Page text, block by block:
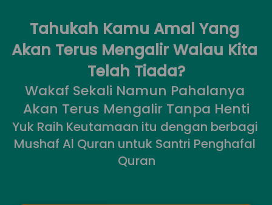
Tahukah Kamu Amal Yang
Akan Terus Mengalir Walau Kita
Telah Tiada?
Wakaf Sekali Namun Pahalanya
Akan Terus Mengalir Tanpa Henti
Yuk Raih Keutamaan itu dengan berbagi
Mushaf Al Quran untuk Santri Penghafal
Quran